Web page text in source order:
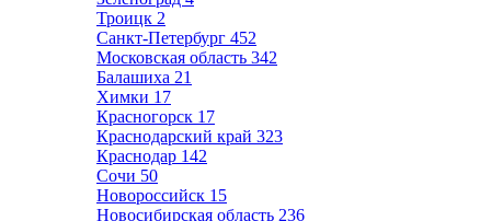
Троицк 2
Санкт-Петербург 452
Московская область 342
Балашиха 21
Химки 17
Красногорск 17
Краснодарский край 323
Краснодар 142
Сочи 50
Новороссийск 15
Новосибирская область 236